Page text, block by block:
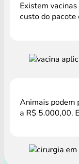
Existem
custo do pacote
Animais podem
a R$ 5.000,00.